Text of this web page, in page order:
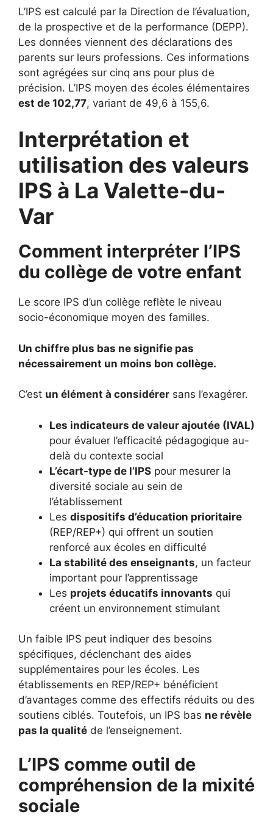
L’IPS est calculé par la Direction de l’évaluation,
de la prospective et de la performance (DEPP).
Les données viennent des déclarations des
parents sur leurs professions. Ces informations
sont agrégées sur cinq ans pour plus de
précision. L’IPS moyen des écoles élémentaires
est de 102,77, variant de 49,6 à 155,6.
Interprétation et
utilisation des valeurs
IPS à La Valette-du-
Var
Comment interpréter l’IPS
du collège de votre enfant
Le score IPS d’un collège reflète le niveau
socio-économique moyen des familles.
Un chiffre plus bas ne signifie pas
nécessairement un moins bon collège.
C’est un élément à considérer sans l’exagérer.
Les indicateurs de valeur ajoutée (IVAL)
pour évaluer l’efficacité pédagogique au-
delà du contexte social
L’écart-type de l’IPS pour mesurer la
diversité sociale au sein de
l’établissement
Les dispositifs d’éducation prioritaire
(REP/REP+) qui offrent un soutien
renforcé aux écoles en difficulté
La stabilité des enseignants, un facteur
important pour l’apprentissage
Les projets éducatifs innovants qui
créent un environnement stimulant
Un faible IPS peut indiquer des besoins
spécifiques, déclenchant des aides
supplémentaires pour les écoles. Les
établissements en REP/REP+ bénéficient
d’avantages comme des effectifs réduits ou des
soutiens ciblés. Toutefois, un IPS bas ne révèle
pas la qualité de l’enseignement.
L’IPS comme outil de
compréhension de la mixité
sociale